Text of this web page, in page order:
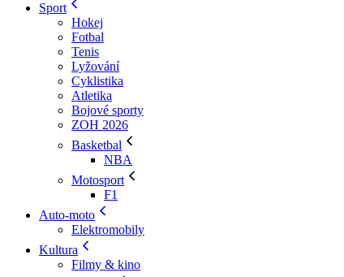
Sport
Hokej
Fotbal
Tenis
Lyžování
Cyklistika
Atletika
Bojové sporty
ZOH 2026
Basketbal
NBA
Motosport
F1
Auto-moto
Elektromobily
Kultura
Filmy & kino